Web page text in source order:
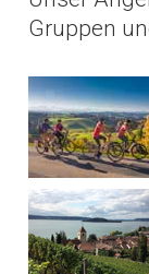
Gruppen